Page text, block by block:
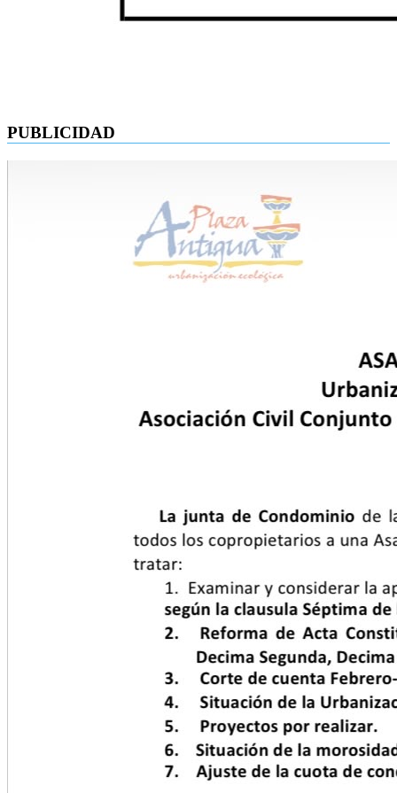
PUBLICIDAD